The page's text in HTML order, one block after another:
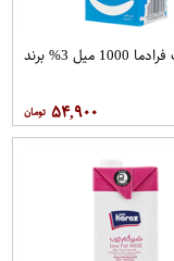
شیر پرچرب فرادما 1000 میل 3% برند
۵۴,۹۰۰